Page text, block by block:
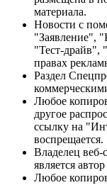
материала.
Новости с
"Заявление",
"Тест-драйв",
правах
Раздел
Любое
другое
ссылку на
воспрещается.
Владелец веб-
является
Любое